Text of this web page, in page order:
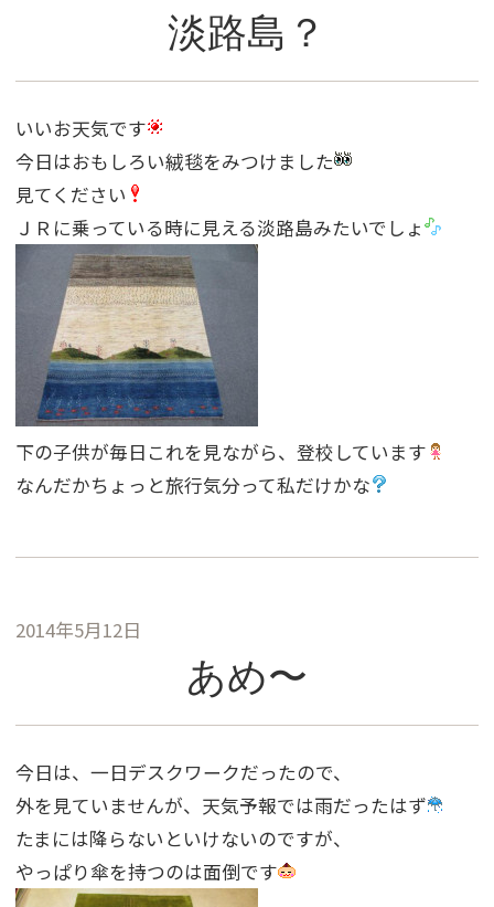
淡路島？
いいお天気です
今日はおもしろい絨毯をみつけました
見てください
ＪＲに乗っている時に見える淡路島みたいでしょ
下の子供が毎日これを見ながら、登校しています
なんだかちょっと旅行気分って私だけかな
2014年5月12日
あめ〜
今日は、一日デスクワークだったので、
外を見ていませんが、天気予報では雨だったはず
たまには降らないといけないのですが、
やっぱり傘を持つのは面倒です